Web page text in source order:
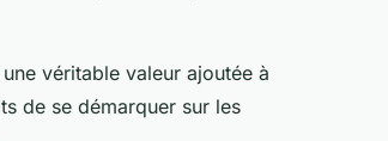
véritable valeur ajoutée à
de se démarquer sur les